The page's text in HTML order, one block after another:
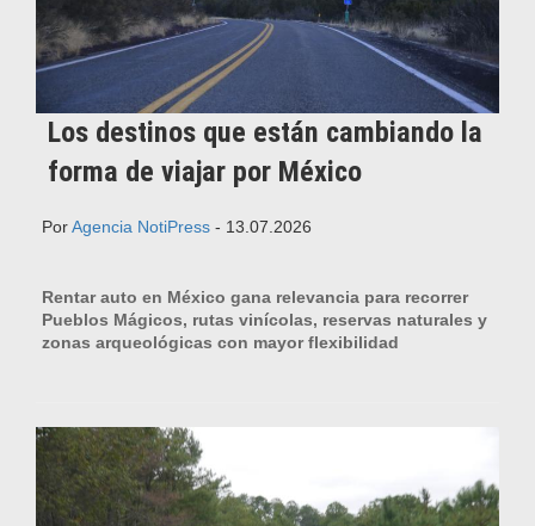
Los destinos que están cambiando la
forma de viajar por México
PorAgencia NotiPress - 13.07.2026
Rentar auto en México gana relevancia para recorrer
Pueblos Mágicos, rutas vinícolas, reservas naturales y
zonas arqueológicas con mayor flexibilidad